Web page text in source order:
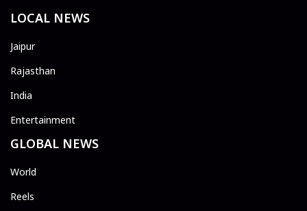
LOCAL NEWS
Jaipur
Rajasthan
India
Entertainment
GLOBAL NEWS
World
Reels